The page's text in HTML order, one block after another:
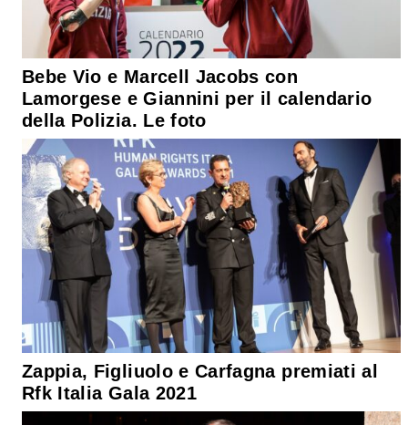
Bebe Vio e Marcell Jacobs con
Lamorgese e Giannini per il calendario
della Polizia. Le foto
Zappia, Figliuolo e Carfagna premiati al
Rfk Italia Gala 2021